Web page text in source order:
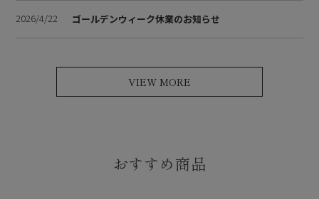
2026/4/22 ゴールデンウィーク休業のお知らせ
VIEW MORE
おすすめ商品